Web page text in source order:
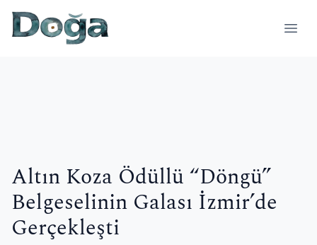
İçeriğe geç
Altın Koza Ödüllü “Döngü”
Belgeselinin Galası İzmir’de
Gerçekleşti